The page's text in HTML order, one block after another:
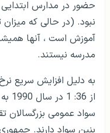
نبود. (در حالی که
آموزش است ، آن­ها
مدرسه نیستند.
به دلیل افزایش سریع